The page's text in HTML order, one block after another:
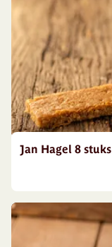
Jan Hagel 8 stuks